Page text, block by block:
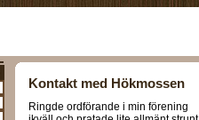
Kontakt med Hökmossen
Ringde ordförande i min förening